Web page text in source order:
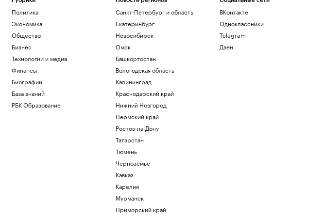
Политика
Экономика
Общество
Бизнес
Технологии и медиа
Финансы
Биографии
База знаний
РБК Образование
Санкт-Петербург и область
Екатеринбург
Новосибирск
Омск
Башкортостан
Вологодская область
Калининград
Краснодарский край
Нижний Новгород
Пермский край
Ростов-на-Дону
Татарстан
Тюмень
Черноземье
Кавказ
Карелия
Мурманск
Приморский край
ВКонтакте
Одноклассники
Telegram
Дзен